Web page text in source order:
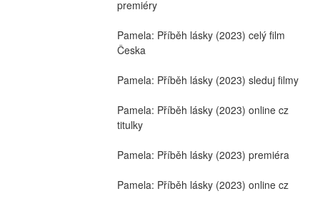
premiéry
Pamela: Příběh lásky (2023) celý film
Česka
Pamela: Příběh lásky (2023) sleduj filmy
Pamela: Příběh lásky (2023) online cz
titulky
Pamela: Příběh lásky (2023) premiéra
Pamela: Příběh lásky (2023) online cz